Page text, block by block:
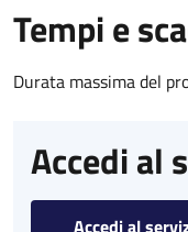
Tempi e
Durata massima del
Accedi al
Accedi al